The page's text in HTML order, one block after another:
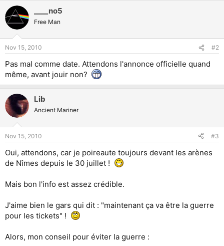
____no5
Free Man
Nov 15, 2010 #2
Pas mal comme date. Attendons l'annonce officielle quand
même, avant jouir non?
Lib
Ancient Mariner
Nov 15, 2010 #3
Oui, attendons, car je poireaute toujours devant les arènes
de Nîmes depuis le 30 juillet !
Mais bon l'info est assez crédible.
J'aime bien le gars qui dit : "maintenant ça va être la guerre
pour les tickets" !
Alors, mon conseil pour éviter la guerre :